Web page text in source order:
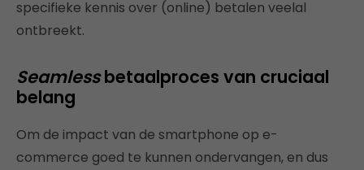
specifieke kennis over (online) betalen veelal
ontbreekt.
Seamlessbetaalproces van cruciaal
belang
Om de impact van de smartphone op e-
commerce goed te kunnen ondervangen, en dus